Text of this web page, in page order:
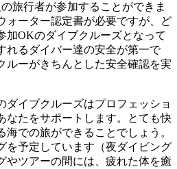
旅行者が参加することができま
ォーター認定書が必要ですが、ど
加OKのダイブクルーズとなって
れるダイバー達の安全が第一で
ルーがきちんとした安全確認を実
ダイブクルーズはプロフェッショ
なたをサポートします。とても快
での旅ができることでしょう。
を予定しています（夜ダイビング
やツアーの間には、疲れた体を癒